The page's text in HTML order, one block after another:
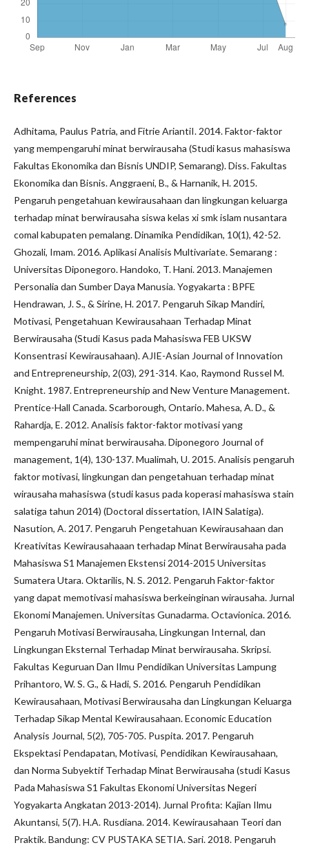
References
Adhitama, Paulus Patria, and Fitrie AriantiI. 2014. Faktor-faktor
yang mempengaruhi minat berwirausaha (Studi kasus mahasiswa
Fakultas Ekonomika dan Bisnis UNDIP, Semarang). Diss. Fakultas
Ekonomika dan Bisnis. Anggraeni, B., & Harnanik, H. 2015.
Pengaruh pengetahuan kewirausahaan dan lingkungan keluarga
terhadap minat berwirausaha siswa kelas xi smk islam nusantara
comal kabupaten pemalang. Dinamika Pendidikan, 10(1), 42-52.
Ghozali, Imam. 2016. Aplikasi Analisis Multivariate. Semarang :
Universitas Diponegoro. Handoko, T. Hani. 2013. Manajemen
Personalia dan Sumber Daya Manusia. Yogyakarta : BPFE
Hendrawan, J. S., & Sirine, H. 2017. Pengaruh Sikap Mandiri,
Motivasi, Pengetahuan Kewirausahaan Terhadap Minat
Berwirausaha (Studi Kasus pada Mahasiswa FEB UKSW
Konsentrasi Kewirausahaan). AJIE-Asian Journal of Innovation
and Entrepreneurship, 2(03), 291-314. Kao, Raymond Russel M.
Knight. 1987. Entrepreneurship and New Venture Management.
Prentice-Hall Canada. Scarborough, Ontario. Mahesa, A. D., &
Rahardja, E. 2012. Analisis faktor-faktor motivasi yang
mempengaruhi minat berwirausaha. Diponegoro Journal of
management, 1(4), 130-137. Mualimah, U. 2015. Analisis pengaruh
faktor motivasi, lingkungan dan pengetahuan terhadap minat
wirausaha mahasiswa (studi kasus pada koperasi mahasiswa stain
salatiga tahun 2014) (Doctoral dissertation, IAIN Salatiga).
Nasution, A. 2017. Pengaruh Pengetahuan Kewirausahaan dan
Kreativitas Kewirausahaaan terhadap Minat Berwirausaha pada
Mahasiswa S1 Manajemen Ekstensi 2014-2015 Universitas
Sumatera Utara. Oktarilis, N. S. 2012. Pengaruh Faktor-faktor
yang dapat memotivasi mahasiswa berkeinginan wirausaha. Jurnal
Ekonomi Manajemen. Universitas Gunadarma. Octavionica. 2016.
Pengaruh Motivasi Berwirausaha, Lingkungan Internal, dan
Lingkungan Eksternal Terhadap Minat berwirausaha. Skripsi.
Fakultas Keguruan Dan Ilmu Pendidikan Universitas Lampung
Prihantoro, W. S. G., & Hadi, S. 2016. Pengaruh Pendidikan
Kewirausahaan, Motivasi Berwirausaha dan Lingkungan Keluarga
Terhadap Sikap Mental Kewirausahaan. Economic Education
Analysis Journal, 5(2), 705-705. Puspita. 2017. Pengaruh
Ekspektasi Pendapatan, Motivasi, Pendidikan Kewirausahaan,
dan Norma Subyektif Terhadap Minat Berwirausaha (studi Kasus
Pada Mahasiswa S1 Fakultas Ekonomi Universitas Negeri
Yogyakarta Angkatan 2013-2014). Jurnal Profita: Kajian Ilmu
Akuntansi, 5(7). H.A. Rusdiana. 2014. Kewirausahaan Teori dan
Praktik. Bandung: CV PUSTAKA SETIA. Sari. 2018. Pengaruh